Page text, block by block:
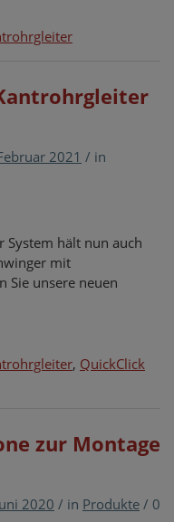
2021 / in
System hält nun auch
mit
Sie unsere neuen
, QuickClick
zur Montage
2020 / in Produkte / 0